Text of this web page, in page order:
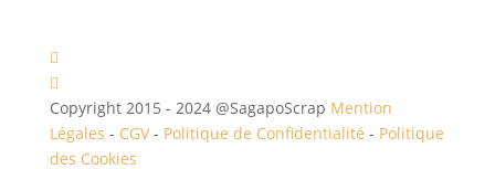
Copyright 2015 - 2024 @SagapoScrap Mention
Légales - CGV- Politique de Confidentialité - Politique
des Cookies